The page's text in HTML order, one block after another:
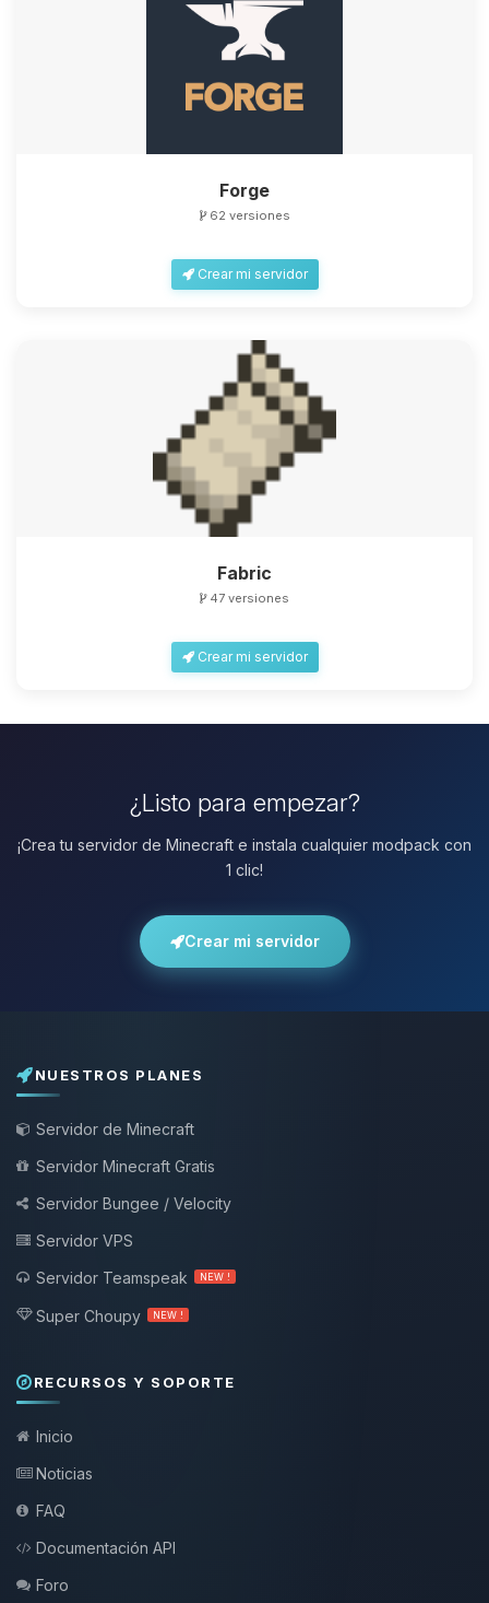
Forge
62 versiones
Crear mi servidor
Fabric
47 versiones
Crear mi servidor
¿Listo para empezar?
¡Crea tu servidor de Minecraft e instala cualquier modpack con
1 clic!
Crear mi servidor
NUESTROS PLANES
Servidor de Minecraft
Servidor Minecraft Gratis
Servidor Bungee / Velocity
Servidor VPS
Servidor Teamspeak
NEW !
Super Choupy NEW !
RECURSOS Y SOPORTE
Inicio
Noticias
FAQ
Documentación API
Foro